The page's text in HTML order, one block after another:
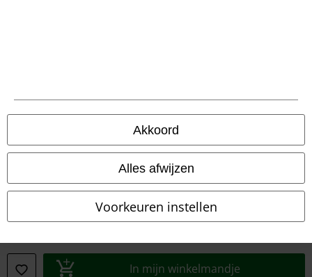
Akkoord
Alles afwijzen
Voorkeuren instellen
In mijn winkelmandje
Alle prijzen incl.wettelijke BTW
© 1986-2026 Large Popmerchandising B.V.
Onze online shops
EMP International
EMP Deutschland